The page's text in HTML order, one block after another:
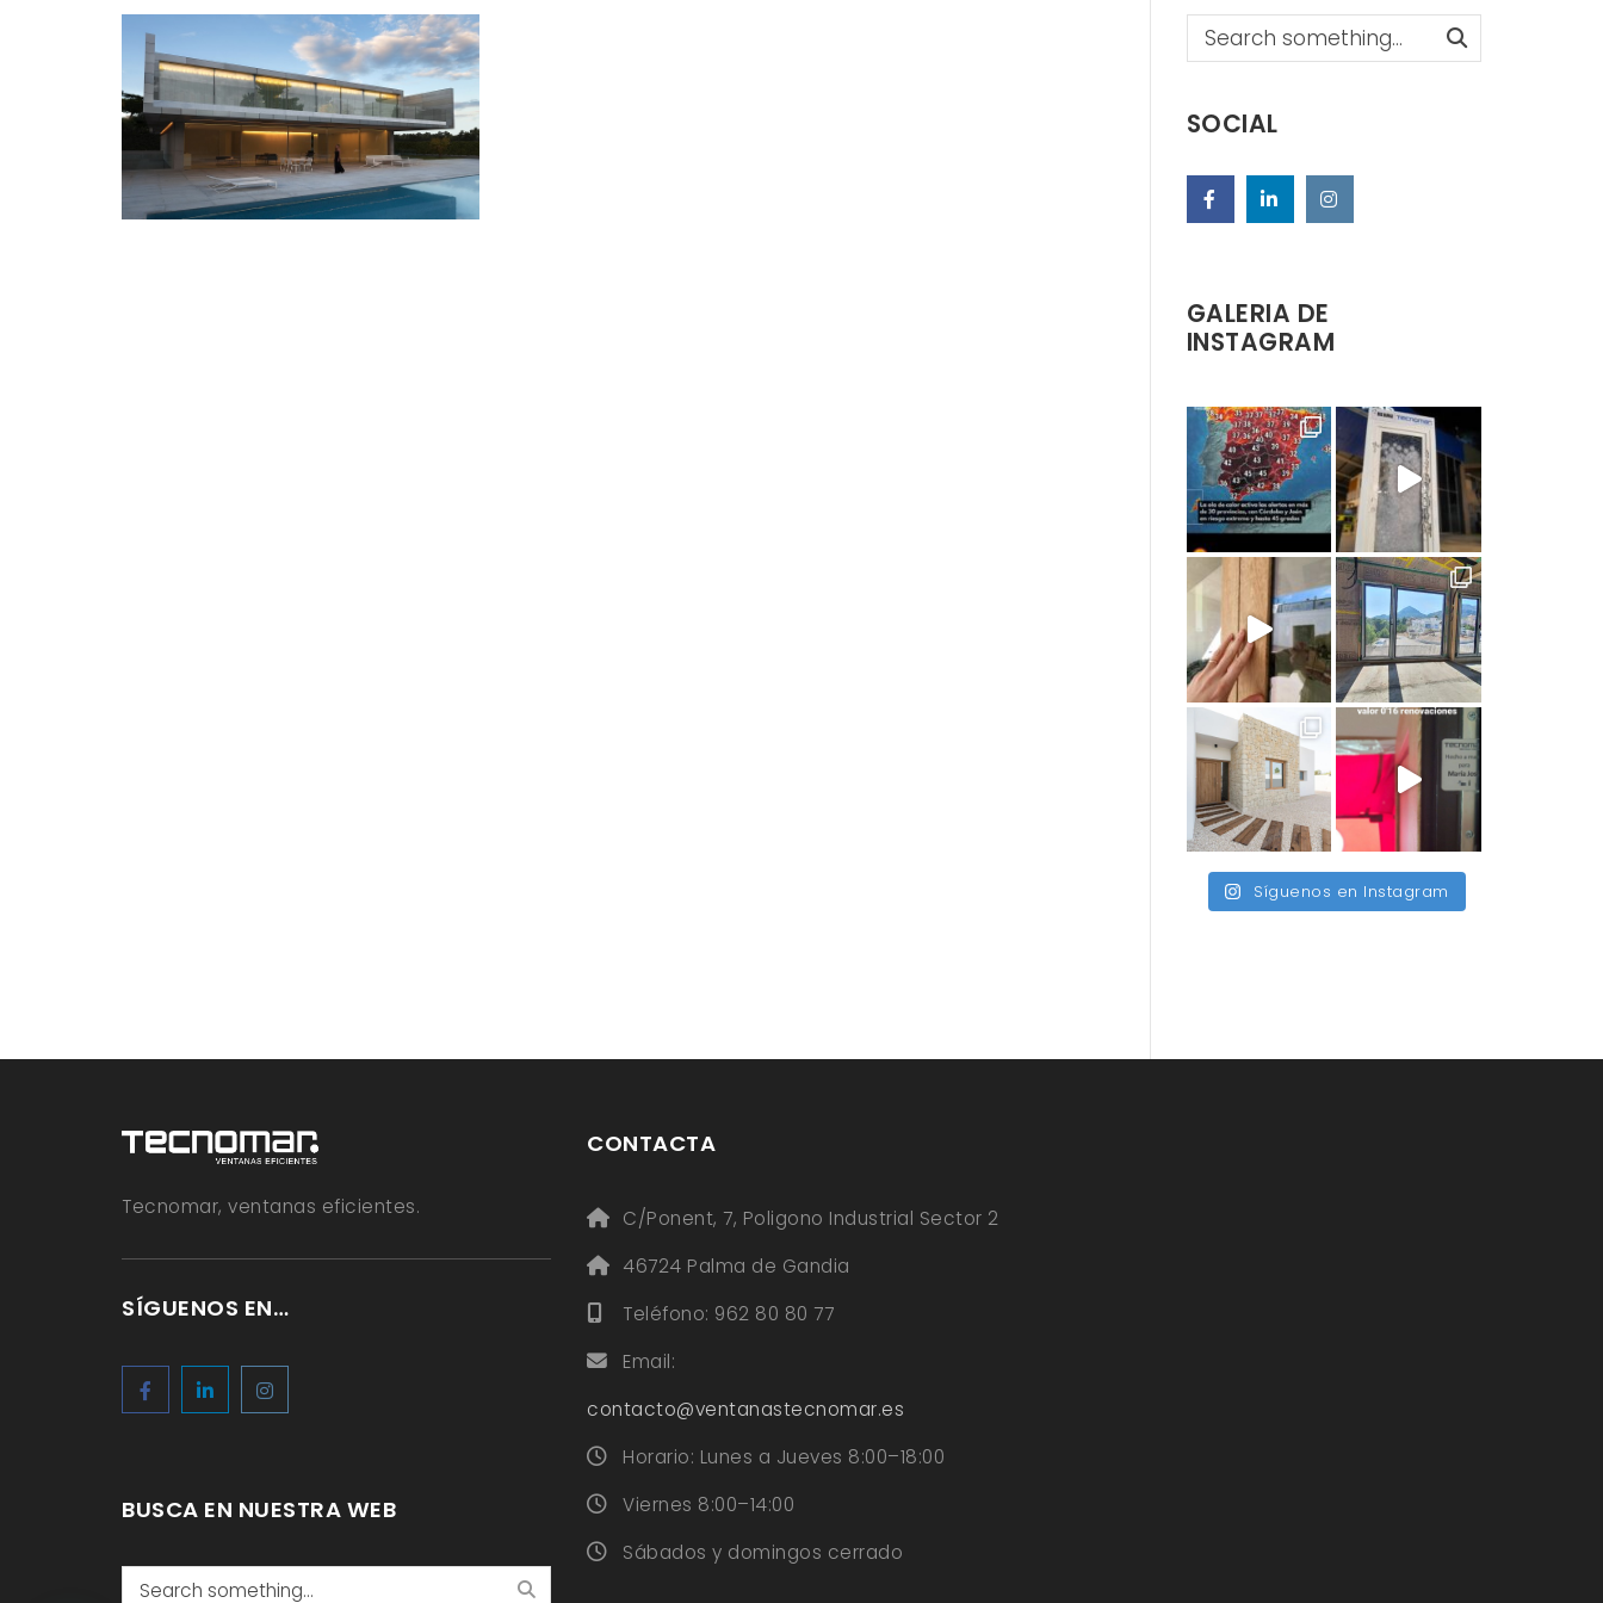
Search
SOCIAL
GALERIA DE
INSTAGRAM
Síguenos en Instagram
Tecnomar, ventanas eficientes.
SÍGUENOS EN…
BUSCA EN NUESTRA WEB
Search
CONTACTA
C/Ponent, 7, Poligono Industrial Sector 2
46724 Palma de Gandia
Teléfono: 962 80 80 77
Email:
contacto@ventanastecnomar.es
Horario: Lunes a Jueves 8:00–18:00
Viernes 8:00–14:00
Sábados y domingos cerrado